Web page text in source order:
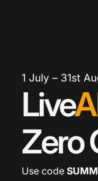
1 July – 31st
Live
Zero
Use code